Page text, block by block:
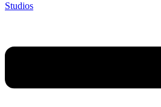
Studios